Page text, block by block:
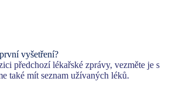
vyšetření?
předchozí lékařské zprávy, vezměte je s
také mít seznam užívaných léků.